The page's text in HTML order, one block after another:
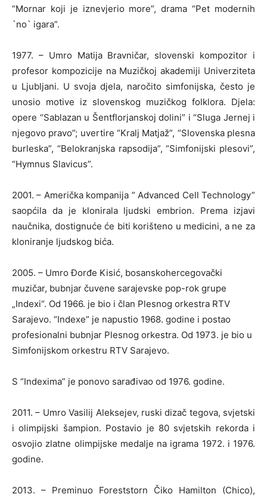
“Mornar koji je iznevjerio more”, drama “Pet modernih
`no` igara”.
1977. – Umro Matija Bravničar, slovenski kompozitor i
profesor kompozicije na Muzičkoj akademiji Univerziteta
u Ljubljani. U svoja djela, naročito simfonijska, često je
unosio motive iz slovenskog muzičkog folklora. Djela:
opere “Sablazan u Šentflorjanskoj dolini” i “Sluga Jernej i
njegovo pravo”; uvertire “Kralj Matjaž”, “Slovenska plesna
burleska”, “Belokranjska rapsodija”, “Simfonijski plesovi”,
“Hymnus Slavicus”.
2001. – Američka kompanija ” Advanced Cell Technology”
saopćila da je klonirala ljudski embrion. Prema izjavi
naučnika, dostignuće će biti korišteno u medicini, a ne za
kloniranje ljudskog bića.
2005. – Umro Đorđe Kisić, bosanskohercegovački
muzičar, bubnjar čuvene sarajevske pop-rok grupe
„Indexi“. Od 1966. je bio i član Plesnog orkestra RTV
Sarajevo. “Indexe” je napustio 1968. godine i postao
profesionalni bubnjar Plesnog orkestra. Od 1973. je bio u
Simfonijskom orkestru RTV Sarajevo.
S “Indexima” je ponovo sarađivao od 1976. godine.
2011. – Umro Vasilij Aleksejev, ruski dizač tegova, svjetski
i olimpijski šampion. Postavio je 80 svjetskih rekorda i
osvojio zlatne olimpijske medalje na igrama 1972. i 1976.
godine.
2013. – Preminuo Foreststorn Čiko Hamilton (Chico),